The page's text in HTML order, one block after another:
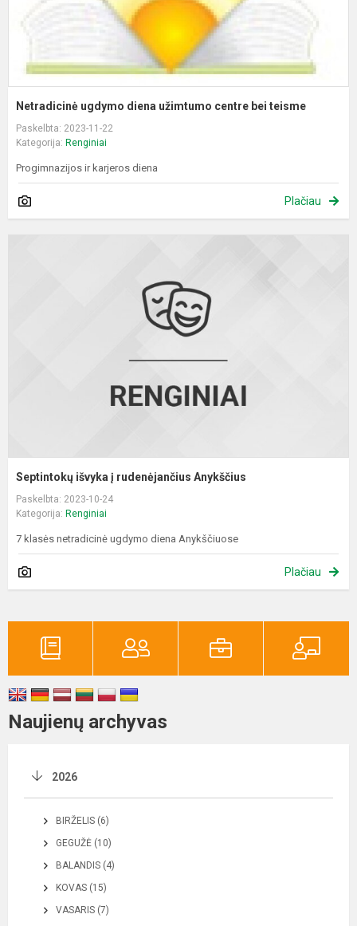
Netradicinė ugdymo diena užimtumo centre bei teisme
Paskelbta: 2023-11-22
Kategorija: Renginiai
Progimnazijos ir karjeros diena
Plačiau
Septintokų išvyka į rudenėjančius Anykščius
Paskelbta: 2023-10-24
Kategorija: Renginiai
7 klasės netradicinė ugdymo diena Anykščiuose
Plačiau
Naujienų archyvas
2026
BIRŽELIS (6)
GEGUŽĖ (10)
BALANDIS (4)
KOVAS (15)
VASARIS (7)